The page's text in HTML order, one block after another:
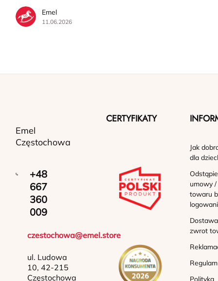
Emel
11.06.2026
Emel
Częstochowa
+48
667
360
009
czestochowa@emel.store
ul. Ludowa
10, 42-215
Częstochowa
CERTYFIKATY
Jak
dla
umowy
towaru
zwrot
Polityka